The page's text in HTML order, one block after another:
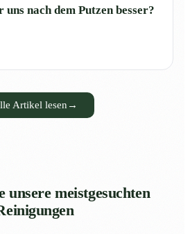
nach dem Putzen besser?
Artikel lesen →
unsere meistgesuchten